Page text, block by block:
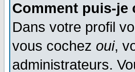
Comment puis-je
Dans votre profil
vous cochez oui,
administrateurs.